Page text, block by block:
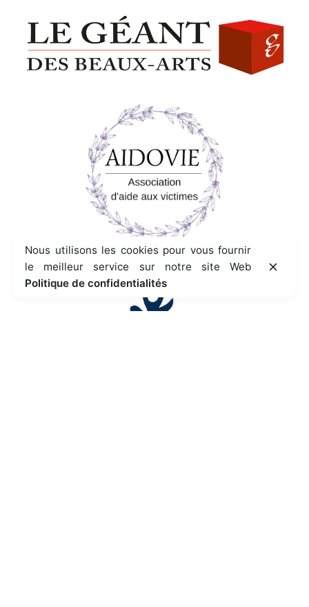
Nous utilisons les cookies pour vous fournir
le meilleur service sur notre site Web
Politique de confidentialités